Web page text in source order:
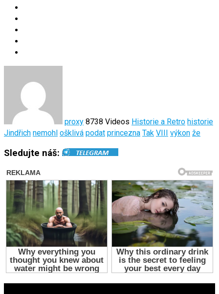
proxy 8738 Videos Historie a Retro historie
Jindřich nemohl ošklivá podat princezna Tak VIII výkon že
Sledujte náš: